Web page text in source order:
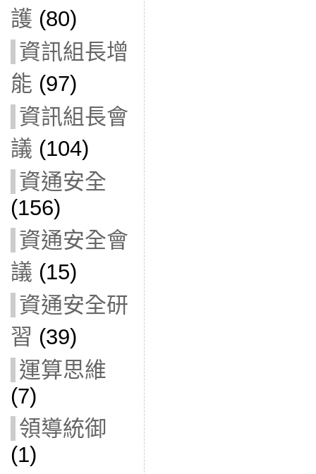
護 (80)
資訊組長增
能 (97)
資訊組長會
議 (104)
資通安全
(156)
資通安全會
議 (15)
資通安全研
習 (39)
運算思維
(7)
領導統御
(1)